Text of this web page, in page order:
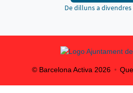
De dilluns a divendres
© Barcelona Activa 2026